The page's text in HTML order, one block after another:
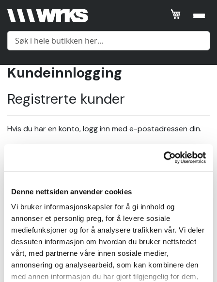
Denne nettsiden anvender cookies
Vi bruker informasjonskapsler for å gi innhold og
annonser et personlig preg, for å levere sosiale
mediefunksjoner og for å analysere trafikken vår. Vi deler
dessuten informasjon om hvordan du bruker nettstedet
vårt, med partnerne våre innen sosiale medier,
annonsering og analysearbeid, som kan kombinere den
med annen informasjon du har gjort tilgjengelig for dem,
Undertøy
Sko
Om
Wrks
Kundeinnlogging
Registrerte kunder
Hvis du har en konto, logg inn med e-postadressen din.
Passord
Show Password